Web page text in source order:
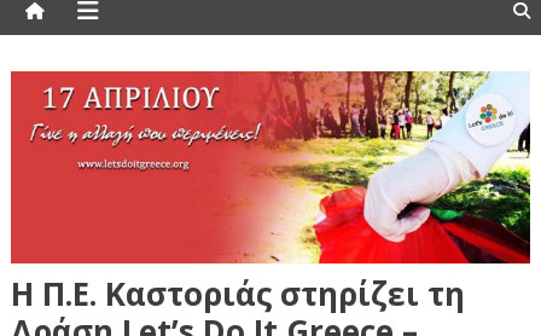
H Π.Ε. Καστοριάς στηρίζει τη